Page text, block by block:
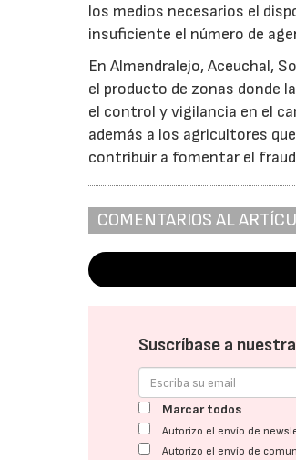
los medios necesarios el
insuficiente el número de
En Almendralejo, Aceuchal,
el producto de zonas donde
el control y vigilancia en el
además a los agricultores
contribuir a fomentar el
COMENTARIOS AL
Suscríbase a
Marcar todos
Autorizo el envío de
Autorizo el envío de